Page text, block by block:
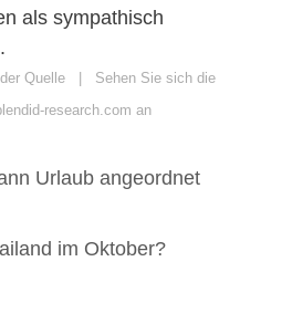
als sympathisch
Quelle | Sehen Sie sich die
research.com an
Urlaub angeordnet
im Oktober?